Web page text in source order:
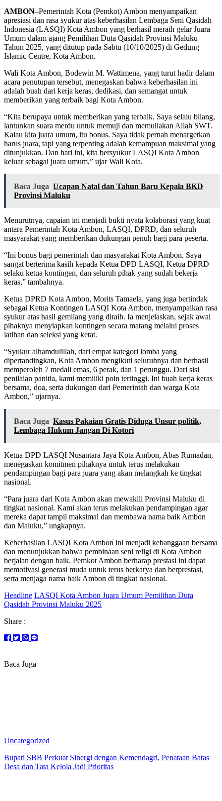
AMBON–Pemerintah Kota (Pemkot) Ambon menyampaikan
apresiasi dan rasa syukur atas keberhasilan Lembaga Seni Qasidah
Indonesia (LASQI) Kota Ambon yang berhasil meraih gelar Juara
Umum dalam ajang Pemilihan Duta Qasidah Provinsi Maluku
Tahun 2025, yang ditutup pada Sabtu (10/10/2025) di Gedung
Islamic Centre, Kota Ambon.
Wali Kota Ambon, Bodewin M. Wattimena, yang turut hadir dalam
acara penutupan tersebut, menegaskan bahwa keberhasilan ini
adalah buah dari kerja keras, dedikasi, dan semangat untuk
memberikan yang terbaik bagi Kota Ambon.
“Kita berupaya untuk memberikan yang terbaik. Saya selalu bilang,
lantunkan suara merdu untuk memuji dan memuliakan Allah SWT.
Kalau kita juara umum, itu bonus. Saya tidak pernah menargetkan
harus juara, tapi yang terpenting adalah kemampuan maksimal yang
ditunjukkan. Dan hari ini, kita bersyukur LASQI Kota Ambon
keluar sebagai juara umum,” ujar Wali Kota.
Baca Juga Ucapan Natal dan Tahun Baru Kepala BKD
Provinsi Maluku
Menurutnya, capaian ini menjadi bukti nyata kolaborasi yang kuat
antara Pemerintah Kota Ambon, LASQI, DPRD, dan seluruh
masyarakat yang memberikan dukungan penuh bagi para peserta.
“Ini bonus bagi pemerintah dan masyarakat Kota Ambon. Saya
sangat berterima kasih kepada Ketua DPD LASQI, Ketua DPRD
selaku ketua kontingen, dan seluruh pihak yang sudah bekerja
keras,” tambahnya.
Ketua DPRD Kota Ambon, Morits Tamaela, yang juga bertindak
sebagai Ketua Kontingen LASQI Kota Ambon, menyampaikan rasa
syukur atas hasil gemilang yang diraih. Ia menjelaskan, sejak awal
pihaknya menyiapkan kontingen secara matang melalui proses
latihan dan seleksi yang ketat.
“Syukur alhamdulillah, dari empat kategori lomba yang
dipertandingkan, Kota Ambon mengikuti seluruhnya dan berhasil
memperoleh 7 medali emas, 6 perak, dan 1 perunggu. Dari sisi
penilaian panitia, kami memiliki poin tertinggi. Ini buah kerja keras
bersama, doa, serta dukungan dari Pemerintah dan warga Kota
Ambon,” ujarnya.
Baca Juga Kasus Pakaian Gratis Diduga Unsur politik,
Lembaga Hukum Jangan Di Kotori
Ketua DPD LASQI Nusantara Jaya Kota Ambon, Abas Rumadan,
menegaskan komitmen pihaknya untuk terus melakukan
pendampingan bagi para juara yang akan melangkah ke tingkat
nasional.
“Para juara dari Kota Ambon akan mewakili Provinsi Maluku di
tingkat nasional. Kami akan terus melakukan pendampingan agar
mereka dapat tampil maksimal dan membawa nama baik Ambon
dan Maluku,” ungkapnya.
Keberhasilan LASQI Kota Ambon ini menjadi kebanggaan bersama
dan menunjukkan bahwa pembinaan seni religi di Kota Ambon
berjalan dengan baik. Pemkot Ambon berharap prestasi ini dapat
memotivasi generasi muda untuk terus berkarya dan berprestasi,
serta menjaga nama baik Ambon di tingkat nasional.
Headline LASQI Kota Ambon Juara Umum Pemilihan Duta
Qasidah Provinsi Maluku 2025
Share :
Baca Juga
Uncategorized
Bupati SBB Perkuat Sinergi dengan Kemendagri, Penataan Batas
Desa dan Tata Kelola Jadi Prioritas